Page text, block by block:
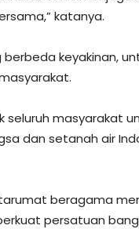
katanya.
keyakinan,
seluruh masyarakat
dan setanah air
beragama
persatuan